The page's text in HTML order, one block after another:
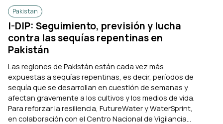
Pakistan
I-DIP: Seguimiento, previsión y lucha
contra las sequías repentinas en
Pakistán
Las regiones de Pakistán están cada vez más
expuestas a sequías repentinas, es decir, períodos de
sequía que se desarrollan en cuestión de semanas y
afectan gravemente a los cultivos y los medios de vida.
Para reforzar la resiliencia, FutureWater y WaterSprint,
en colaboración con el Centro Nacional de Vigilancia...